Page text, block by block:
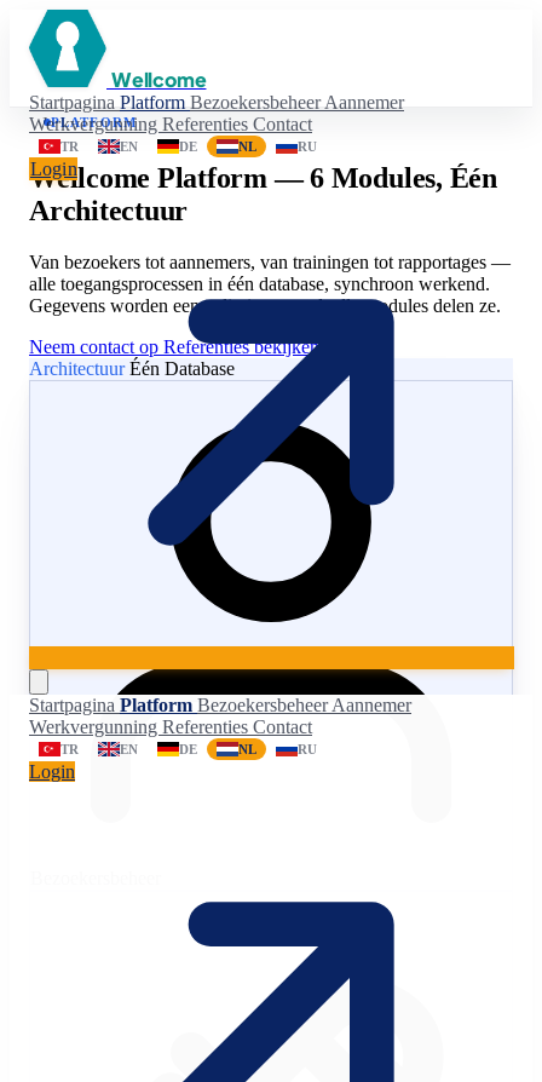
Wellcome
Startpagina Platform BezoekersbeheerAannemer
Werkvergunning Referenties Contact
TR EN DE NL RU
Login
Startpagina Platform BezoekersbeheerAannemer
Werkvergunning Referenties Contact
TR EN DE NL RU
Login
PLATFORM
Wellcome Platform — 6 Modules, Één
Architectuur
Van bezoekers tot aannemers, van trainingen tot rapportages —
alle toegangsprocessen in één database, synchroon werkend.
Gegevens worden eenmalig ingevoerd, alle modules delen ze.
Neem contact op Referenties bekijken
ArchitectuurÉén Database